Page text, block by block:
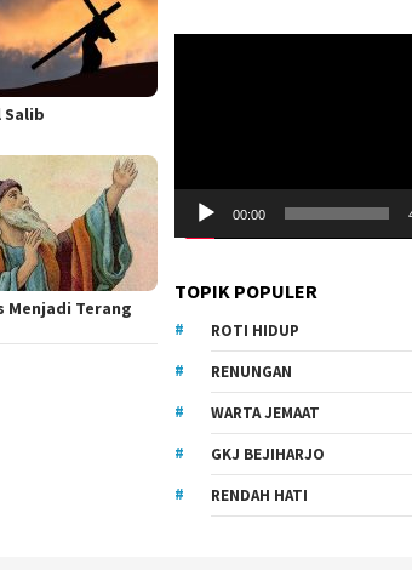
Salib
Menjadi Terang
00:00
TOPIK POPULER
ROTI HIDUP
RENUNGAN
WARTA JEMAAT
GKJ BEJIHARJO
RENDAH HATI